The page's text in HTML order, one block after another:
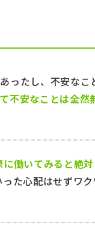
ったし、不安なこ
不安なことは全然
に働いてみると絶
た心配はせずワ